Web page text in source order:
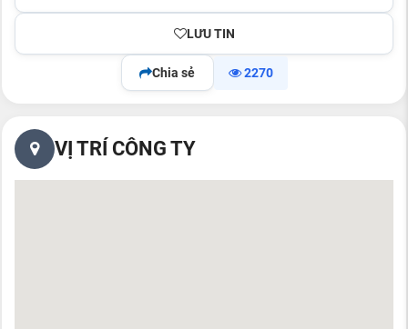
LƯU TIN
Chia sẻ 2270
VỊ TRÍ CÔNG TY